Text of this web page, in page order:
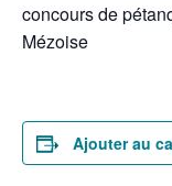
concours de
Mézoise
Ajouter au